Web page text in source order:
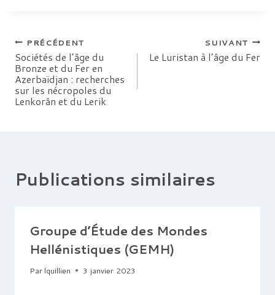
Navigation
de
l’article
PRÉCÉDENT
Sociétés de l’âge du
Bronze et du Fer en
Azerbaïdjan : recherches
sur les nécropoles du
Lenkorân et du Lerik
SUIVANT
Le Luristan à l’âge du Fer
Publications similaires
Groupe d’Étude des Mondes
Hellénistiques (GEMH)
Par lquillien 3 janvier 2023